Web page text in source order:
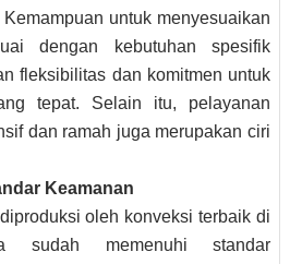
untuk menyesuaikan
dengan kebutuhan spesifik
fleksibilitas dan komitmen untuk
tepat. Selain itu, pelayanan
dan ramah juga merupakan ciri
Keamanan
oleh konveksi terbaik di
sudah memenuhi standar